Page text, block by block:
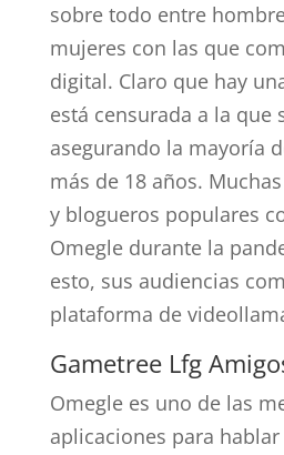
sobre todo entre
mujeres con las que
digital. Claro que hay
está censurada a la que
asegurando la mayoría
más de 18 años.
y blogueros populares
Omegle durante la
esto, sus audiencias
plataforma de
Gametree Lfg
Omegle es uno de las
aplicaciones para